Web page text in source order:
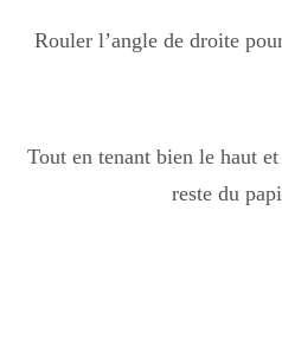
Rouler l’angle de droite
Tout en tenant bien le haut
reste du